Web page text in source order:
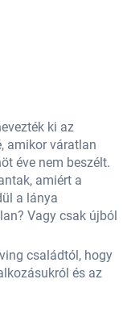
ki az
amikor váratlan
éve nem beszélt.
amiért a
a lánya
Vagy csak újból
családtól, hogy
és az